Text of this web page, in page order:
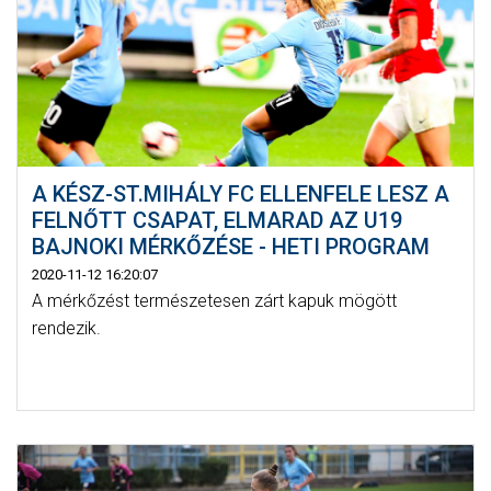
A KÉSZ-ST.MIHÁLY FC ELLENFELE LESZ A
FELNŐTT CSAPAT, ELMARAD AZ U19
BAJNOKI MÉRKŐZÉSE - HETI PROGRAM
2020-11-12 16:20:07
A mérkőzést természetesen zárt kapuk mögött
rendezik.